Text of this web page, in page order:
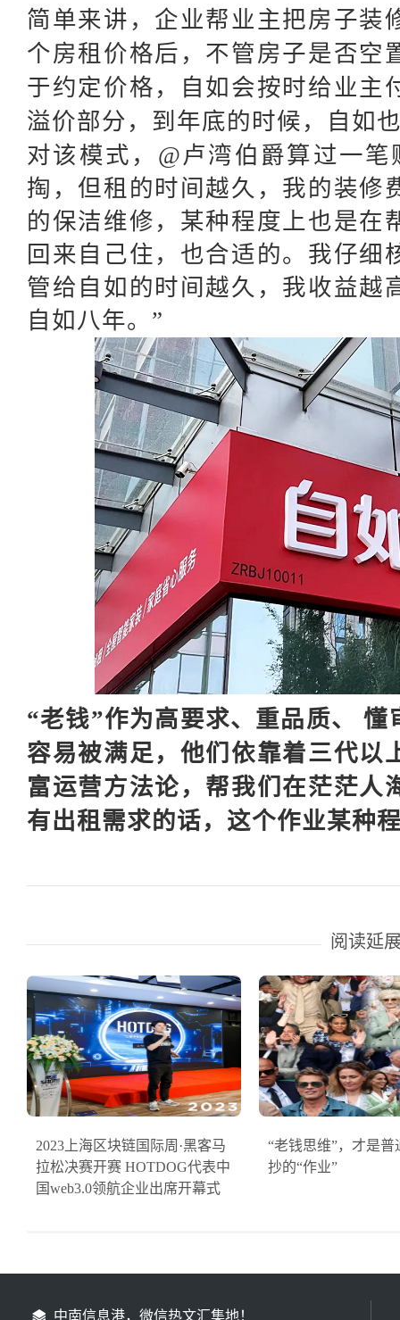
简单来讲，企业帮业主把房子装
个房租价格后，不管房子是否空
于约定价格，自如会按时给业主
溢价部分，到年底的时候，自如
对该模式， @卢湾伯爵算过一
掏，但租的时间越久，我的装修
的保洁维修，某种程度上也是在
回来自己住，也合适的。我仔细
管给自如的时间越久，我收益越
自如八年。”
“老钱”作为高要求、重品质、
容易被满足，他们依靠着三代以
富运营方法论，帮我们在茫茫人
有出租需求的话，这个作业某种
阅读延
2023上海区块链国际周·黑客马
拉松决赛开赛 HOTDOG代表中
国web3.0领航企业出席开幕式
“老钱思维”，才是普
抄的“作业”
中南信息港，微信热文汇集地！